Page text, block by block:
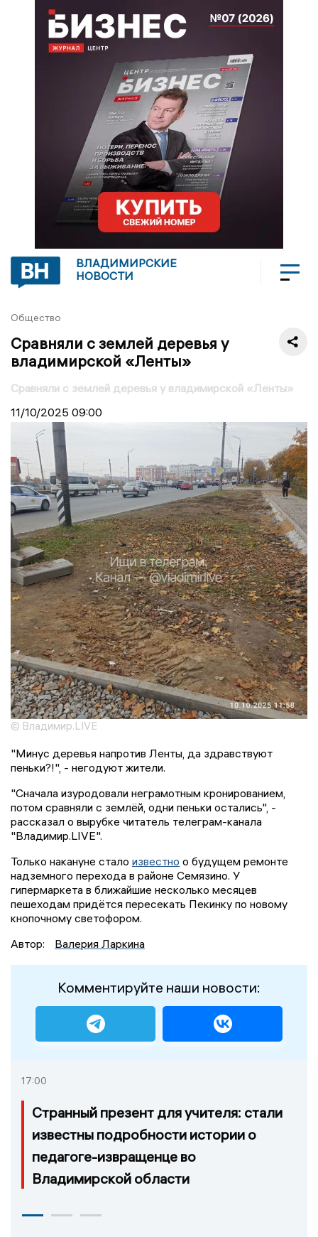
ВЛАДИМИРСКИЕ
НОВОСТИ
Общество
Сравняли с землей деревья у
владимирской «Ленты»
Сравняли с землей деревья у владимирской «Ленты»
11/10/2025 09:00
© Владимир.LIVE
"Минус деревья напротив Ленты, да здравствуют
пеньки?!", - негодуют жители.
"Сначала изуродовали неграмотным кронированием,
потом сравняли с землёй, одни пеньки остались", -
рассказал о вырубке читатель телеграм-канала
"Владимир.LIVE".
Только накануне стало известно о будущем ремонте
надземного перехода в районе Семязино. У
гипермаркета в ближайшие несколько месяцев
пешеходам придётся пересекать Пекинку по новому
кнопочному светофором.
Автор:
Валерия Ларкина
Комментируйте наши новости:
17:00
Странный презент для учителя: стали
известны подробности истории о
педагоге-извращенце во
Владимирской области